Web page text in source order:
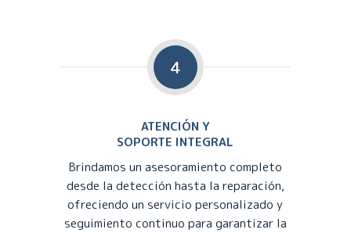
4
ATENCIÓN Y
SOPORTE INTEGRAL
Brindamos un asesoramiento completo
desde la detección hasta la reparación,
ofreciendo un servicio personalizado y
seguimiento continuo para garantizar la